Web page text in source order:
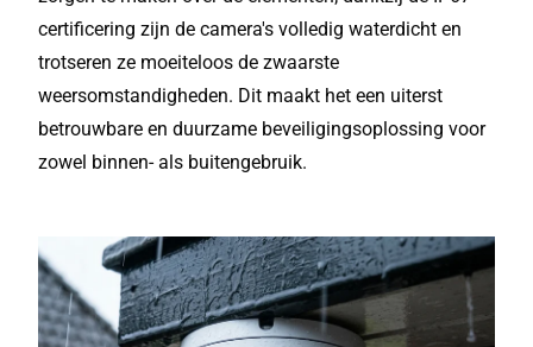
certificering zijn de camera's volledig waterdicht en
trotseren ze moeiteloos de zwaarste
weersomstandigheden. Dit maakt het een uiterst
betrouwbare en duurzame beveiligingsoplossing voor
zowel binnen- als buitengebruik.